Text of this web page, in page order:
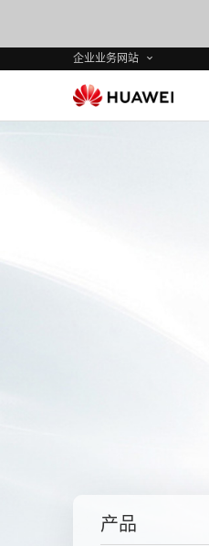
企业业务网站
产品